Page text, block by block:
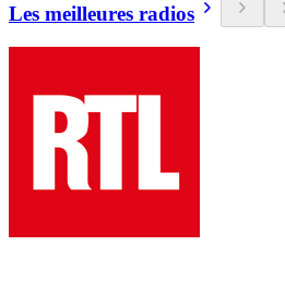
Les meilleures radios